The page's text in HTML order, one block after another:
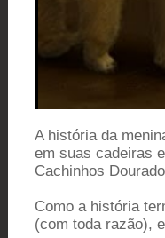
A história da
em suas cadeiras
Cachinhos
Como a história
(com toda razão),